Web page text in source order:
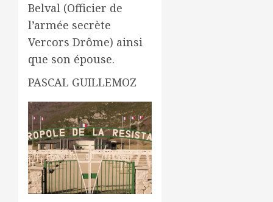
Belval (Officier de
l’armée secrète
Vercors Drôme) ainsi
que son épouse.
PASCAL GUILLEMOZ